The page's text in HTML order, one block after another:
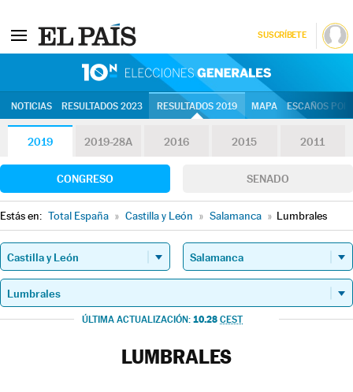
SUSCRÍBETE
NOTICIAS RESULTADOS 2023 RESULTADOS 2019 MAPA ESCAÑOS
2019 2019-28A 2016 2015 2011
CONGRESO SENADO
Estás en: Total España » Castilla y León » Salamanca » Lumbrales
ÚLTIMA ACTUALIZACIÓN: 10.28 CEST
LUMBRALES